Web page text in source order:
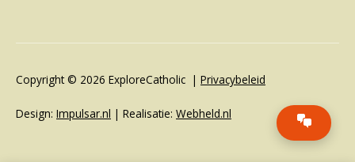
Copyright © 2026 ExploreCatholic | Privacybeleid
Design: Impulsar.nl | Realisatie: Webheld.nl